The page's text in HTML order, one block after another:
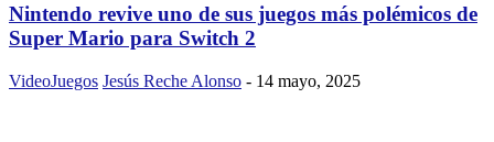
Nintendo revive uno de sus juegos más polémicos de
Super Mario para Switch 2
VideoJuegos Jesús Reche Alonso - 14 mayo, 2025